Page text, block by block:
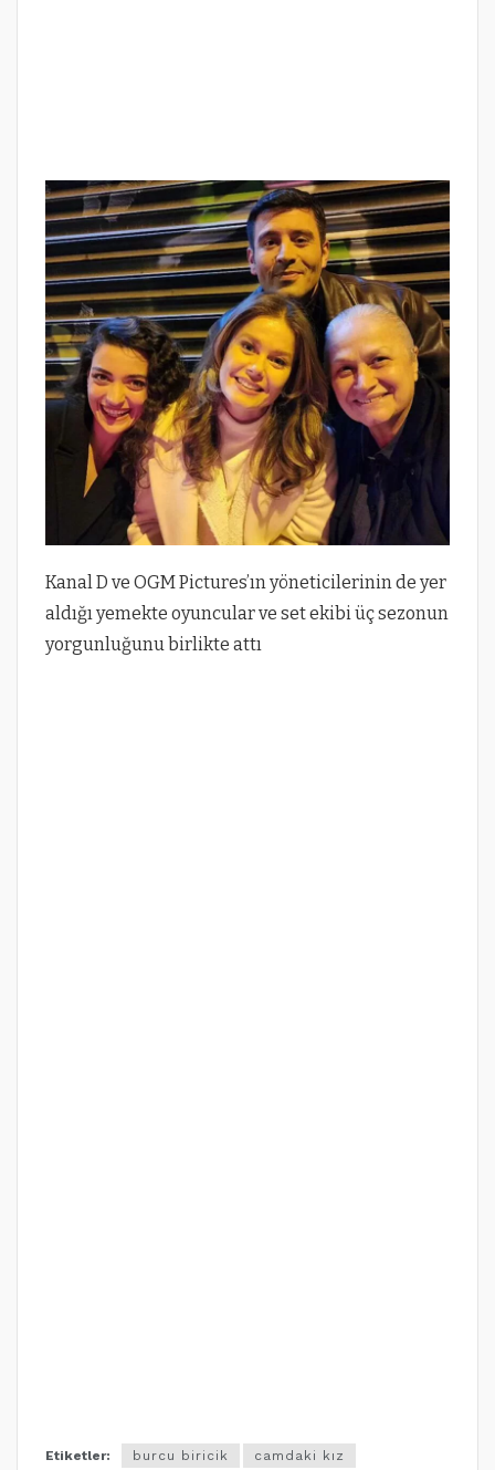
Kanal D ve OGM Pictures’ın yöneticilerinin de yer
aldığı yemekte oyuncular ve set ekibi üç sezonun
yorgunluğunu birlikte attı
Etiketler: burcu biricik camdaki kız